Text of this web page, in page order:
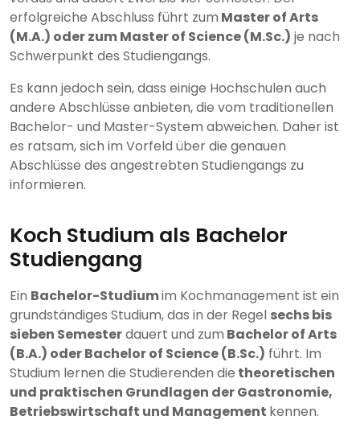
erfolgreiche Abschluss führt zum Master of Arts
(M.A.) oder zum Master of Science (M.Sc.) je nach
Schwerpunkt des Studiengangs.
Es kann jedoch sein, dass einige Hochschulen auch
andere Abschlüsse anbieten, die vom traditionellen
Bachelor- und Master-System abweichen. Daher ist
es ratsam, sich im Vorfeld über die genauen
Abschlüsse des angestrebten Studiengangs zu
informieren.
Koch Studium als Bachelor
Studiengang
Ein Bachelor-Studiumim Kochmanagement ist ein
grundständiges Studium, das in der Regel sechs bis
sieben Semesterdauert und zum Bachelor of Arts
(B.A.) oder Bachelor of Science (B.Sc.) führt. Im
Studium lernen die Studierenden die theoretischen
und praktischen Grundlagen der Gastronomie,
Betriebswirtschaft und Management kennen.